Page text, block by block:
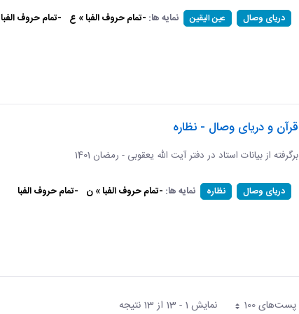
دریای وصال عین الیقین نمایه ها: -تمام حروف الفبا » ع -تمام حروف الفبا
قرآن و دریای وصال - نظاره
برگرفته از بیانات استاد در دفتر آیت الله یعقوبی - رمضان 1401
دریای وصال نظاره نمایه ها: -تمام حروف الفبا » ن -تمام حروف الفبا
پست‌‌های 100هر صفحه نمایش 1 - 13 از 13 نتیجه